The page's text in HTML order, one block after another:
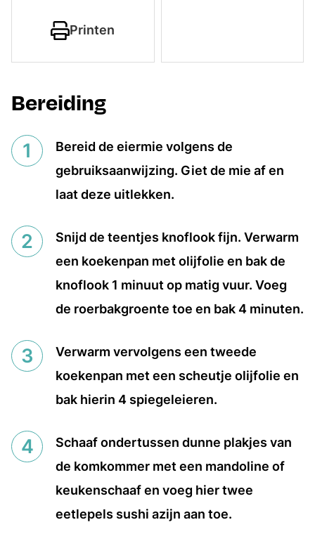
Printen
Bereiding
Bereid de eiermie volgens de
gebruiksaanwijzing. Giet de mie af en
laat deze uitlekken.
Snijd de teentjes knoflook fijn. Verwarm
een koekenpan met olijfolie en bak de
knoflook 1 minuut op matig vuur. Voeg
de roerbakgroente toe en bak 4 minuten.
Verwarm vervolgens een tweede
koekenpan met een scheutje olijfolie en
bak hierin 4 spiegeleieren.
Schaaf ondertussen dunne plakjes van
de komkommer met een mandoline of
keukenschaaf en voeg hier twee
eetlepels sushi azijn aan toe.